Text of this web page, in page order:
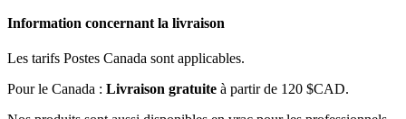
Information concernant la livraison
Les tarifs Postes Canada sont applicables.
Pour le Canada : Livraison gratuite à partir de 120 $CAD.